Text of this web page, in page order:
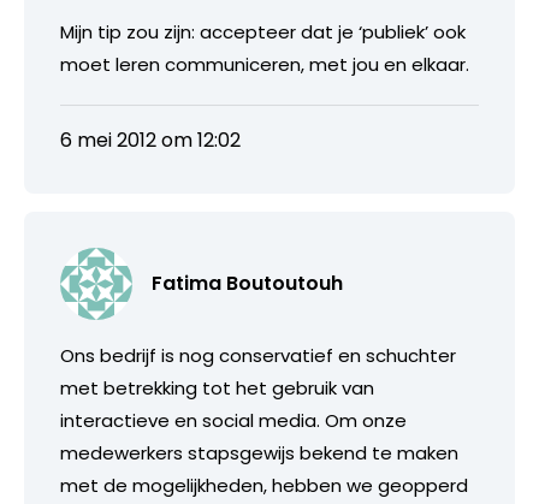
Mijn tip zou zijn: accepteer dat je ‘publiek’ ook
moet leren communiceren, met jou en elkaar.
6 mei 2012 om 12:02
Fatima Boutoutouh
Ons bedrijf is nog conservatief en schuchter
met betrekking tot het gebruik van
interactieve en social media. Om onze
medewerkers stapsgewijs bekend te maken
met de mogelijkheden, hebben we geopperd